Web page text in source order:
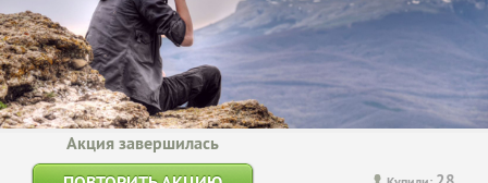
Акция завершилась